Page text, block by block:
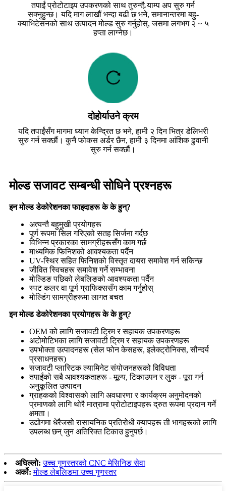
तपाईं प्रोटोटाइप उपकरणको साथ तुरुन्तै र्‍याम्प अप सुरु गर्न
सक्नुहुन्छ। यदि माग लाखौं भन्दा बढी छ भने, समानान्तरमा बहु-
क्याभिटेसनको साथ उत्पादन मोल्ड सुरु गर्नुहोस्, जसमा लगभग २ ~ ५
हप्ता लाग्नेछ।
दोहोर्याउने क्रम
यदि तपाईंसँग मागमा ध्यान केन्द्रित छ भने, हामी २ दिन भित्र डेलिभरी
सुरु गर्न सक्छौं। कुनै फोकस अर्डर छैन, हामी ३ दिनमा आंशिक ढुवानी
सुरु गर्न सक्छौं।
मोल्ड सजावट सम्बन्धी सोधिने प्रश्नहरू
इन मोल्ड डेकोरेशनका फाइदाहरू के के हुन्?
अत्यन्तै बहुमुखी प्रयोगहरू
पूर्ण रूपमा सिल गरिएको सतह सिर्जना गर्दछ
विभिन्न प्रकारका सामग्रीहरूसँग काम गर्छ
माध्यमिक फिनिशको आवश्यकता पर्दैन
UV-स्थिर सहित फिनिशको विस्तृत दायरा समावेश गर्न सकिन्छ
जीवित स्विचहरू समावेश गर्ने सम्भावना
मोल्डिङ पछिको लेबलिङको आवश्यकता पर्दैन
स्पट कलर वा पूर्ण ग्राफिक्ससँग काम गर्नुहोस्
मोल्डिंग सामग्रीहरूमा लागत बचत
इन मोल्ड डेकोरेशनका प्रयोगहरू के के हुन्?
OEM को लागि सजावटी ट्रिम र सहायक उपकरणहरू
अटोमोटिभका लागि सजावटी ट्रिम र सहायक उपकरणहरू
उपभोक्ता उत्पादनहरू (सेल फोन केसहरू, इलेक्ट्रोनिक्स, सौन्दर्य
प्रसाधनहरू)
सजावटी प्लास्टिक ल्यामिनेट संयोजनहरूको विविधता
तपाईंको सबै आवश्यकताहरू - मूल्य, टिकाउपन र लुक - पूरा गर्न
अनुकूलित उत्पादन
ग्राहकको विश्वासको लागि अवधारणा र कार्यक्रम अनुमोदनको
प्रमाणको लागि थोरै मात्रामा प्रोटोटाइपहरू द्रुत रूपमा प्रदान गर्ने
क्षमता।
उद्योगमा धेरैजसो रासायनिक प्रतिरोधी क्यापहरू ती भागहरूको लागि
उपलब्ध छन् जुन अतिरिक्त टिकाउ हुनुपर्छ।
अघिल्लो: उच्च गुणस्तरको CNC मेसिनिङ सेवा
अर्को: मोल्ड लेबलिङमा उच्च गुणस्तर